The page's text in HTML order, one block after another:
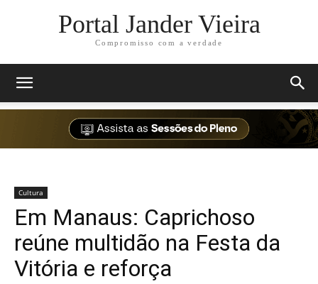
Portal Jander Vieira
Compromisso com a verdade
Cultura
Em Manaus: Caprichoso
reúne multidão na Festa da
Vitória e reforça